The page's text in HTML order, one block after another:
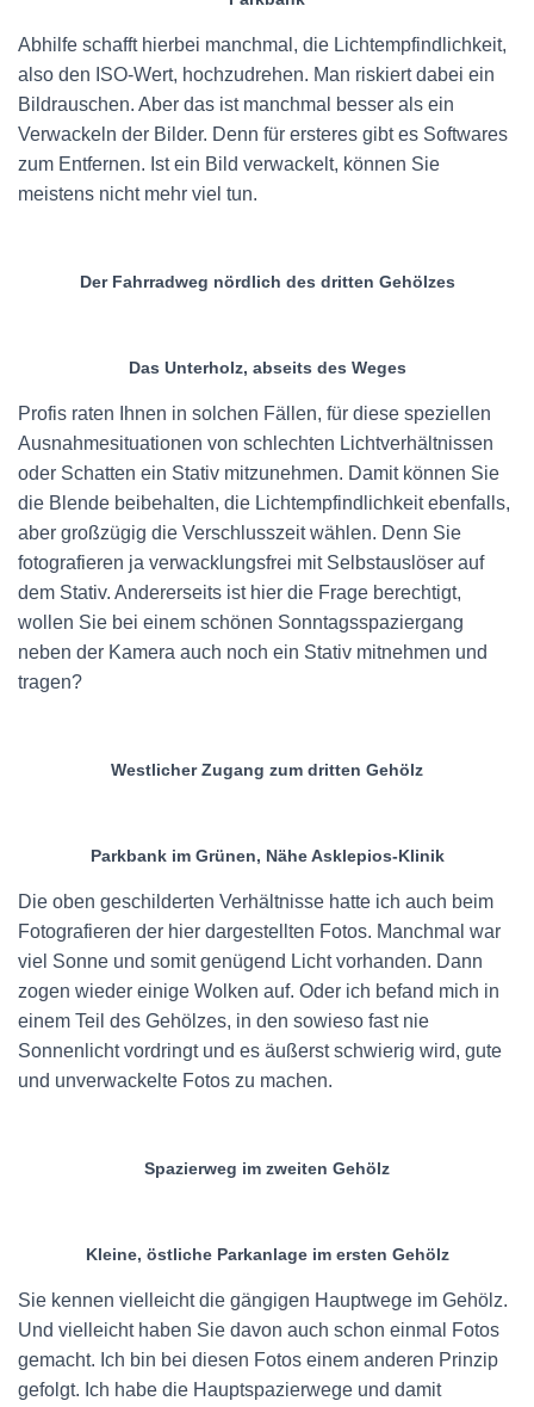
Abhilfe schafft hierbei manchmal, die Lichtempfindlichkeit,
also den ISO-Wert, hochzudrehen. Man riskiert dabei ein
Bildrauschen. Aber das ist manchmal besser als ein
Verwackeln der Bilder. Denn für ersteres gibt es Softwares
zum Entfernen. Ist ein Bild verwackelt, können Sie
meistens nicht mehr viel tun.
Der Fahrradweg nördlich des dritten Gehölzes
Das Unterholz, abseits des Weges
Profis raten Ihnen in solchen Fällen, für diese speziellen
Ausnahmesituationen von schlechten Lichtverhältnissen
oder Schatten ein Stativ mitzunehmen. Damit können Sie
die Blende beibehalten, die Lichtempfindlichkeit ebenfalls,
aber großzügig die Verschlusszeit wählen. Denn Sie
fotografieren ja verwacklungsfrei mit Selbstauslöser auf
dem Stativ. Andererseits ist hier die Frage berechtigt,
wollen Sie bei einem schönen Sonntagsspaziergang
neben der Kamera auch noch ein Stativ mitnehmen und
tragen?
Westlicher Zugang zum dritten Gehölz
Parkbank im Grünen, Nähe Asklepios-Klinik
Die oben geschilderten Verhältnisse hatte ich auch beim
Fotografieren der hier dargestellten Fotos. Manchmal war
viel Sonne und somit genügend Licht vorhanden. Dann
zogen wieder einige Wolken auf. Oder ich befand mich in
einem Teil des Gehölzes, in den sowieso fast nie
Sonnenlicht vordringt und es äußerst schwierig wird, gute
und unverwackelte Fotos zu machen.
Spazierweg im zweiten Gehölz
Kleine, östliche Parkanlage im ersten Gehölz
Sie kennen vielleicht die gängigen Hauptwege im Gehölz.
Und vielleicht haben Sie davon auch schon einmal Fotos
gemacht. Ich bin bei diesen Fotos einem anderen Prinzip
gefolgt. Ich habe die Hauptspazierwege und damit